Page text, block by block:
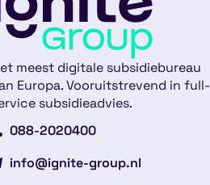
meest digitale subsidiebureau
Europa. Vooruitstrevend in full-
subsidieadvies.
088-2020400
info@ignite-group.nl